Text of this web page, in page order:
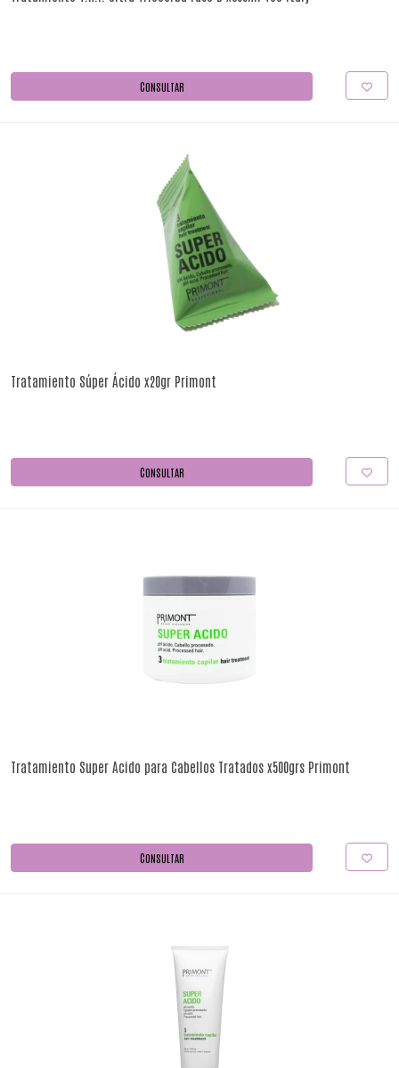
CONSULTAR
Tratamiento Súper Ácido x20gr Primont
CONSULTAR
Tratamiento Super Acido para Cabellos Tratados x500grs Primont
CONSULTAR